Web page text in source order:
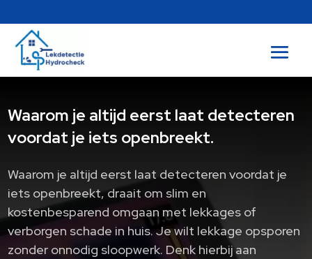
Waarom je altijd eerst laat detecteren
voordat je iets openbreekt.
Waarom je altijd eerst laat detecteren voordat je
iets openbreekt, draait om slim en
kostenbesparend omgaan met lekkages of
verborgen schade in huis. Je wilt lekkage opsporen
zonder onnodig sloopwerk. Denk hierbij aan